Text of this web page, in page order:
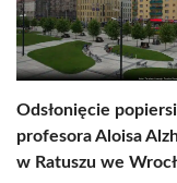
Odsłonięcie
profesora Aloisa
w Ratuszu we